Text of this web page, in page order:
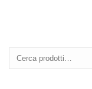
Cerca: